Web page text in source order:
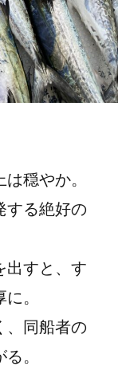
穏やか。
する絶好の
出すと、す
。
、同船者の
。